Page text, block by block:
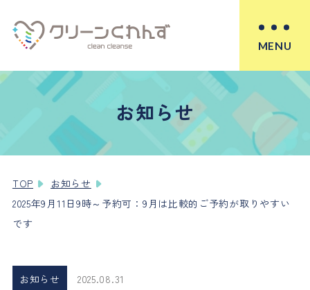
MENU
お知らせ
TOP
お知らせ
2025年9月11日9時～予約可：9月は比較的ご予約が取りやすい
です
お知らせ 2025.08.31